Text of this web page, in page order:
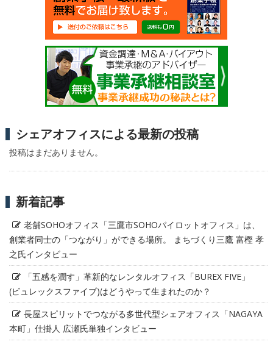
シェアオフィスによる最新の投稿
投稿はまだありません。
新着記事
老舗SOHOオフィス「三鷹市SOHOパイロットオフィス」は、
創業者同士の「つながり」ができる場所。 まちづくり三鷹 富樫 孝
之氏インタビュー
「五感を潤す」革新的なレンタルオフィス「BUREX FIVE」
(ビュレックスファイブ)はどうやって生まれたのか？
長屋スピリットでつながる多世代型シェアオフィス「NAGAYA
本町」仕掛人 広瀬氏単独インタビュー